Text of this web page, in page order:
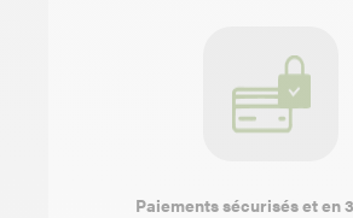
Paiements sécurisés et en